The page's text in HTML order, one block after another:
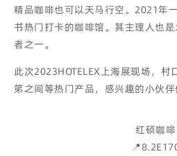
精品咖啡也可以天马行空。2021年
书热门打卡的咖啡馆。其主理人也
者之一。
此次2023HOTELEX上海展现场，
笫之间等热门产品，感兴趣的小伙
红硕咖啡